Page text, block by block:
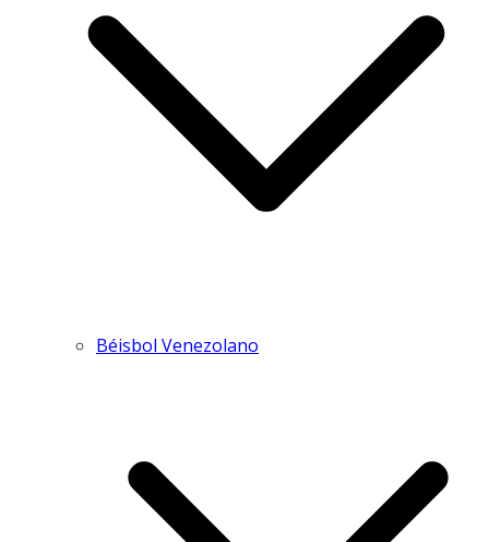
Béisbol Venezolano